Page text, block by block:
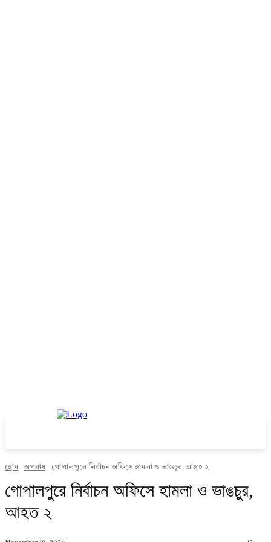
হোম অপরাধ গোপালপুরে নির্বাচন অফিসে হামলা ও ভাঙচুর, আহত ২
গোপালপুরে নির্বাচন অফিসে হামলা ও ভাঙচুর,
আহত ২